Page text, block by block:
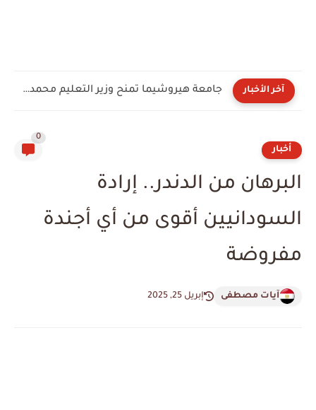
آخر الأخبار جامعة هيروشيما تمنح وزير التعليم محمد عبد اللطيف الدكتوراه الفخرية...
أخبار
0
البرهان من الدندر.. إرادة
السودانيين أقوى من أي أجندة
مفروضة
آيات مصطفى إبريل 25, 2025